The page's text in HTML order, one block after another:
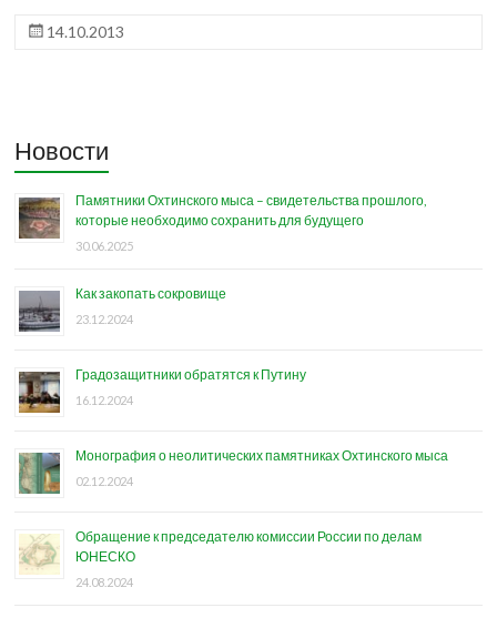
14.10.2013
Новости
Памятники Охтинского мыса – свидетельства прошлого,
которые необходимо сохранить для будущего
30.06.2025
Как закопать сокровище
23.12.2024
Градозащитники обратятся к Путину
16.12.2024
Монография о неолитических памятниках Охтинского мыса
02.12.2024
Обращение к председателю комиссии России по делам
ЮНЕСКО
24.08.2024